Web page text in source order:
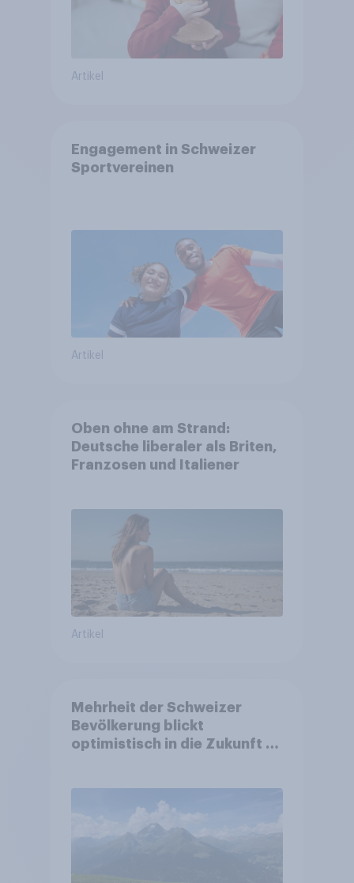
Artikel
Engagement in Schweizer
Sportvereinen
Artikel
Oben ohne am Strand:
Deutsche liberaler als Briten,
Franzosen und Italiener
Artikel
Mehrheit der Schweizer
Bevölkerung blickt
optimistisch in die Zukunft –
Altersvorsorge